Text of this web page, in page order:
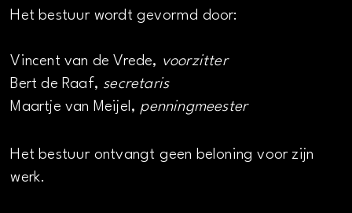
Het bestuur wordt gevormd door:
Vincent van de Vrede, voorzitter
Bert de Raaf, secretaris
Maartje van Meijel, penningmeester
Het bestuur ontvangt geen beloning voor zijn
werk.